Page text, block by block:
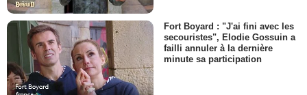
Fort Boyard : "J'ai fini avec les
secouristes", Elodie Gossuin a
failli annuler à la dernière
minute sa participation